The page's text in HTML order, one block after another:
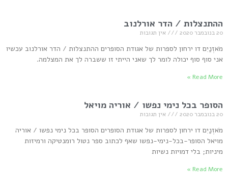
ההתנצלות / הדר אורלנוב
20 בנובמבר 2020 אין תגובות
מֹאזְנַיִם דו ירחון לספרות של אגודת הסופרים ההתנצלות / הדר אורלנוב עכשיו
אני סוף סוף יכולה לומר לך שאני הייתי זו ששברה לך את המצלמה.
Read More »
הסופר בכל נימי נפשו / אוריה מויאל
20 בנובמבר 2020 אין תגובות
מֹאזְנַיִם דו ירחון לספרות של אגודת הסופרים הסופר בכל נימי נפשו / אוריה
מויאל הסופר-בכל-נימי-נפשו שאף לכתוב ספר נטול רומנטיקה ורמיזות
מיניות; בלי דמויות נשיות
Read More »